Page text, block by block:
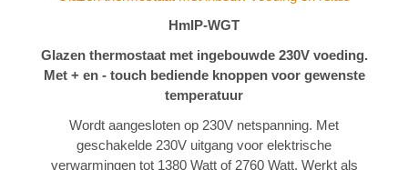
HmIP-WGT
Glazen thermostaat met ingebouwde 230V voeding.
Met + en - touch bediende knoppen voor gewenste
temperatuur
Wordt aangesloten op 230V netspanning. Met
geschakelde 230V uitgang voor elektrische
verwarmingen tot 1380 Watt of 2760 Watt. Werkt als